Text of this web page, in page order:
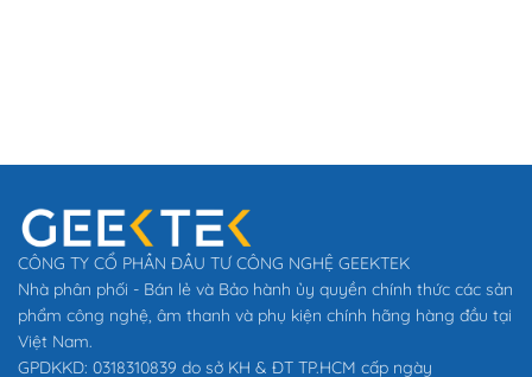
CÔNG TY CỔ PHẦN ĐẦU TƯ CÔNG NGHỆ GEEKTEK
Nhà phân phối - Bán lẻ và Bảo hành ủy quyền chính thức các sản
phẩm công nghệ, âm thanh và phụ kiện chính hãng hàng đầu tại
Việt Nam.
GPDKKD: 0318310839 do sở KH & ĐT TP.HCM cấp ngày